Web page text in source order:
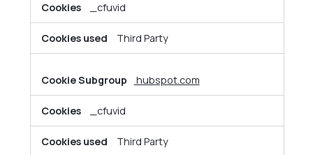
_cfuvid
Third Party
hubspot.com
_cfuvid
Third Party